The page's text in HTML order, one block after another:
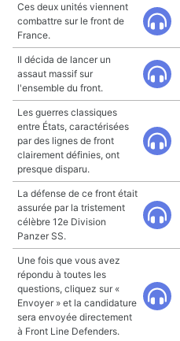
Ces deux unités viennent
combattre sur le front de
France.
Il décida de lancer un
assaut massif sur
l'ensemble du front.
Les guerres classiques
entre États, caractérisées
par des lignes de front
clairement définies, ont
presque disparu.
La défense de ce front était
assurée par la tristement
célèbre 12e Division
Panzer SS.
Une fois que vous avez
répondu à toutes les
questions, cliquez sur «
Envoyer » et la candidature
sera envoyée directement
à Front Line Defenders.